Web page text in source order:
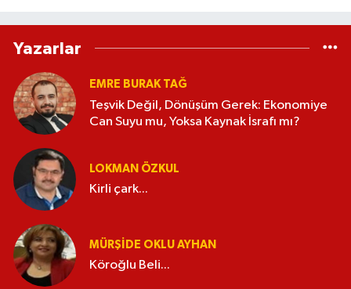
Yazarlar
EMRE BURAK TAĞ
Teşvik Değil, Dönüşüm Gerek: Ekonomiye
Can Suyu mu, Yoksa Kaynak İsrafı mı?
LOKMAN ÖZKUL
Kirli çark...
MÜRŞIDE OKLU AYHAN
Köroğlu Beli...